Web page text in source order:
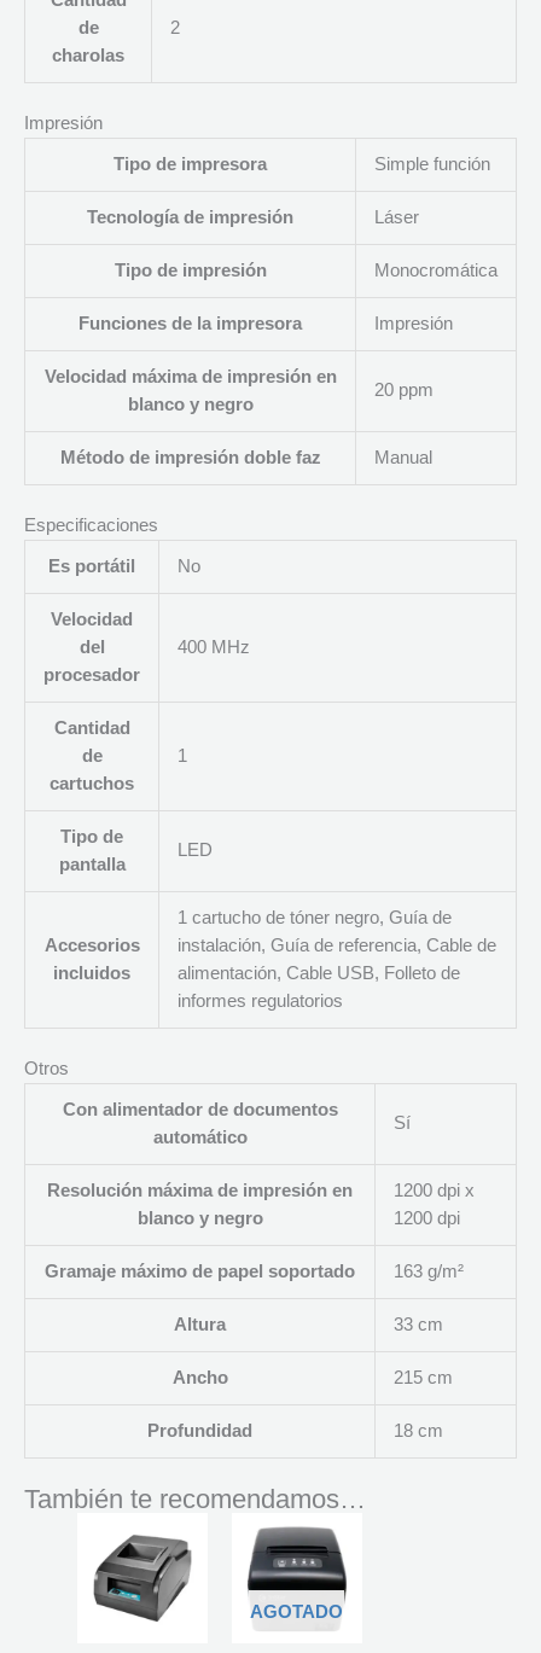
de
charolas
2
Impresión
Tipo de impresora Simple función
Tecnología de impresión Láser
Tipo de impresión Monocromática
Funciones de la impresora Impresión
Velocidad máxima de impresión en
blanco y negro
20 ppm
Método de impresión doble faz Manual
Especificaciones
Es portátil No
Velocidad
del
procesador
400 MHz
Cantidad
de
cartuchos
1
Tipo de
pantalla
LED
Accesorios
incluidos
1 cartucho de tóner negro, Guía de
instalación, Guía de referencia, Cable de
alimentación, Cable USB, Folleto de
informes regulatorios
Otros
Con alimentador de documentos
automático
Sí
Resolución máxima de impresión en
blanco y negro
1200 dpi x
1200 dpi
Gramaje máximo de papel soportado 163 g/m²
Altura 33 cm
Ancho 215 cm
Profundidad 18 cm
También te recomendamos…
AGOTADO